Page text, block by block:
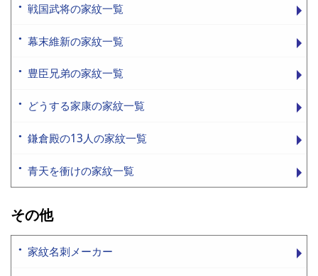
戦国武将の家紋一覧
幕末維新の家紋一覧
豊臣兄弟の家紋一覧
どうする家康の家紋一覧
鎌倉殿の13人の家紋一覧
青天を衝けの家紋一覧
その他
家紋名刺メーカー